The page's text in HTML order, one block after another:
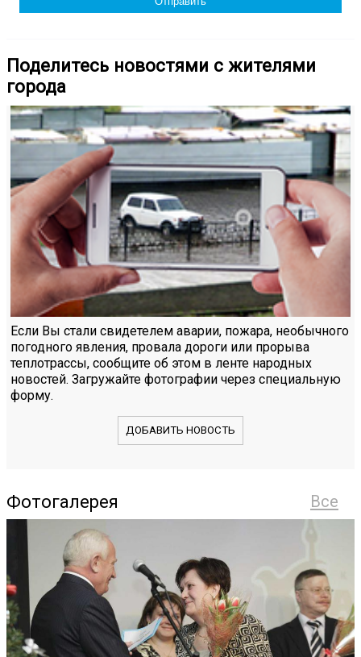
Поделитесь новостями с жителями
города
Если Вы стали свидетелем аварии, пожара, необычного
погодного явления, провала дороги или прорыва
теплотрассы, сообщите об этом в ленте народных
новостей. Загружайте фотографии через специальную
форму.
ДОБАВИТЬ НОВОСТЬ
Все
Фотогалерея